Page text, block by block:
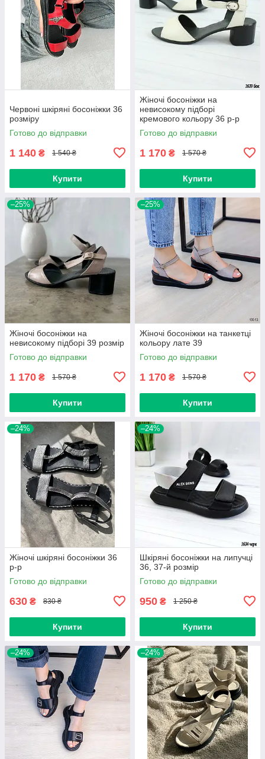
Червоні шкіряні босоніжки 36
розміру
Готово до відправки
1 140 ₴ 1 540 ₴
Купити
Жіночі босоніжки на
невисокому підборі
кремового кольору 36 р-р
Готово до відправки
1 170 ₴ 1 570 ₴
Купити
–25%
Жіночі босоніжки на
невисокому підборі 39 розмір
Готово до відправки
1 170 ₴ 1 570 ₴
Купити
–25%
Жіночі босоніжки на танкетці
кольору лате 39
Готово до відправки
1 170 ₴ 1 570 ₴
Купити
–24%
Жіночі шкіряні босоніжки 36
р-р
Готово до відправки
630 ₴ 830 ₴
Купити
–24%
Шкіряні босоніжки на липучці
36, 37-й розмір
Готово до відправки
950 ₴ 1 250 ₴
Купити
–24% –24%